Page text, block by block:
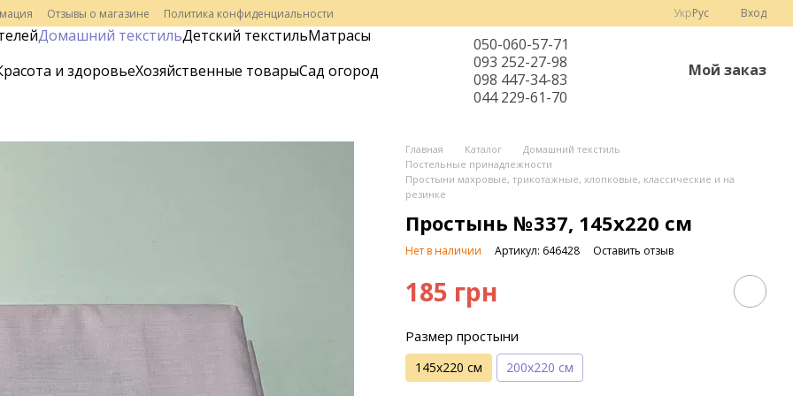
Отзывы о магазине Политика конфиденциальности УкрРус Вход
Домашний текстильДетский текстильМатрасы
и здоровьеХозяйственные товарыСад огород
050-060-57-71
093 252-27-98
098 447-34-83
044 229-61-70
Мой заказ
Главная Каталог
Домашний текстиль
Постельные принадлежности
Простыни махровые, трикотажные, хлопковые, классические и на
резинке
Простынь №337, 145х220 см
Нет в наличии Артикул: 646428 Оставить отзыв
185 грн
Размер простыни
145х220 см 200х220 см